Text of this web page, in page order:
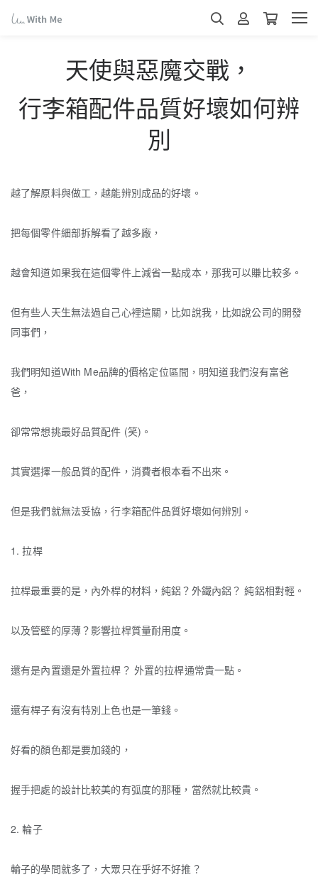
天使與惡魔交戰，
行李箱配件品質好壞如何辨
別
越了解原料與做工，越能辨別成品的好壞。
把每個零件細部拆解看了越多廠，
越會知道如果我在這個零件上減省一點成本，那我可以賺比較多。
但有些人天生無法過自己心裡這關， 比如說我，比如說公司的開發
同事們，
我們明知道With Me品牌的價格定位區間，明知道我們沒有富爸
爸，
卻常常想挑最好品質配件 (笑)。
其實選擇一般品質的配件，消費者根本看不出來。
但是我們就無法妥協，行李箱配件品質好壞如何辨別。
1. 拉桿
拉桿最重要的是，內外桿的材料，純鋁？外鐵內鋁？ 純鋁相對輕。
以及管壁的厚薄？影響拉桿質量耐用度。
還有是內置還是外置拉桿？ 外置的拉桿通常貴一點。
還有桿子有沒有特別上色也是一筆錢。
好看的顏色都是要加錢的，
握手把處的設計比較美的有弧度的那種，當然就比較貴。
2. 輪子
輪子的學問就多了， 大眾只在乎好不好推？